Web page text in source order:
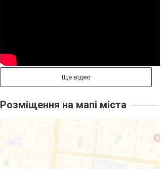
Ще відео
Розміщення на мапі міста